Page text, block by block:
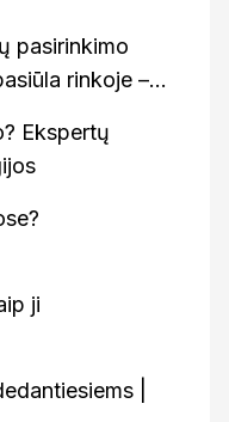
pasirinkimo
rinkoje –
Ekspertų
ji
|